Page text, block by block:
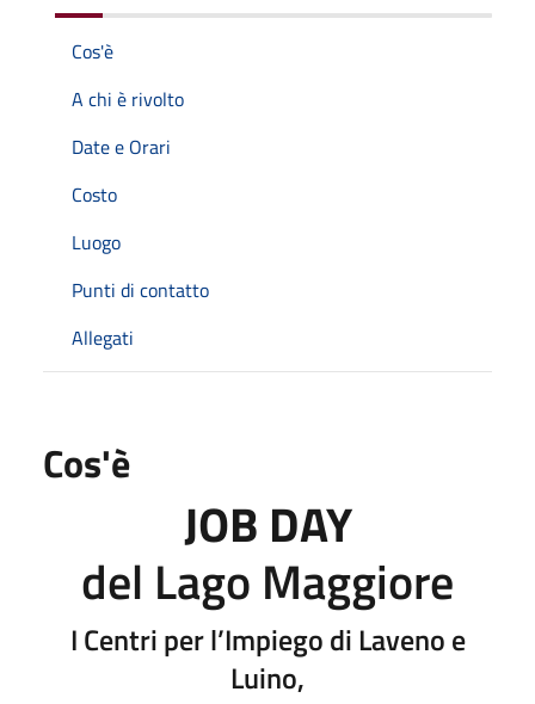
Cos'è
A chi è rivolto
Date e Orari
Costo
Luogo
Punti di contatto
Allegati
Cos'è
JOB DAY
del Lago Maggiore
I Centri per l’Impiego di Laveno e
Luino,